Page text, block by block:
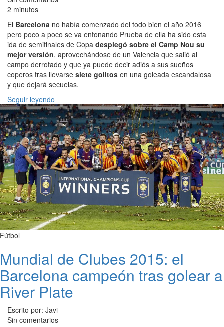
2 minutos
El Barcelona no había comenzado del todo bien el año 2016
pero poco a poco se va entonando Prueba de ella ha sido esta
ida de semifinales de Copa desplegó sobre el Camp Nou su
mejor versión, aprovechándose de un Valencia que salió al
campo derrotado y que ya puede decir adiós a sus sueños
coperos tras llevarse siete golitos en una goleada escandalosa
y que dejará secuelas.
Seguir leyendo
Fútbol
Mundial de Clubes 2015: el
Barcelona campeón tras golear a
River Plate
Escrito por: Javi
Sin comentarios